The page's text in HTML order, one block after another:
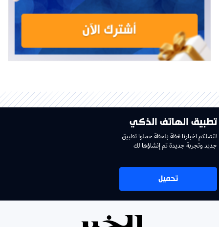
تطبيق الهاتف الذكي
لتصلكم اخبارنا لحظة بلحظة حملوا تطبيق
جديد وتجربة جديدة تم إنشاؤها لك
تحميل